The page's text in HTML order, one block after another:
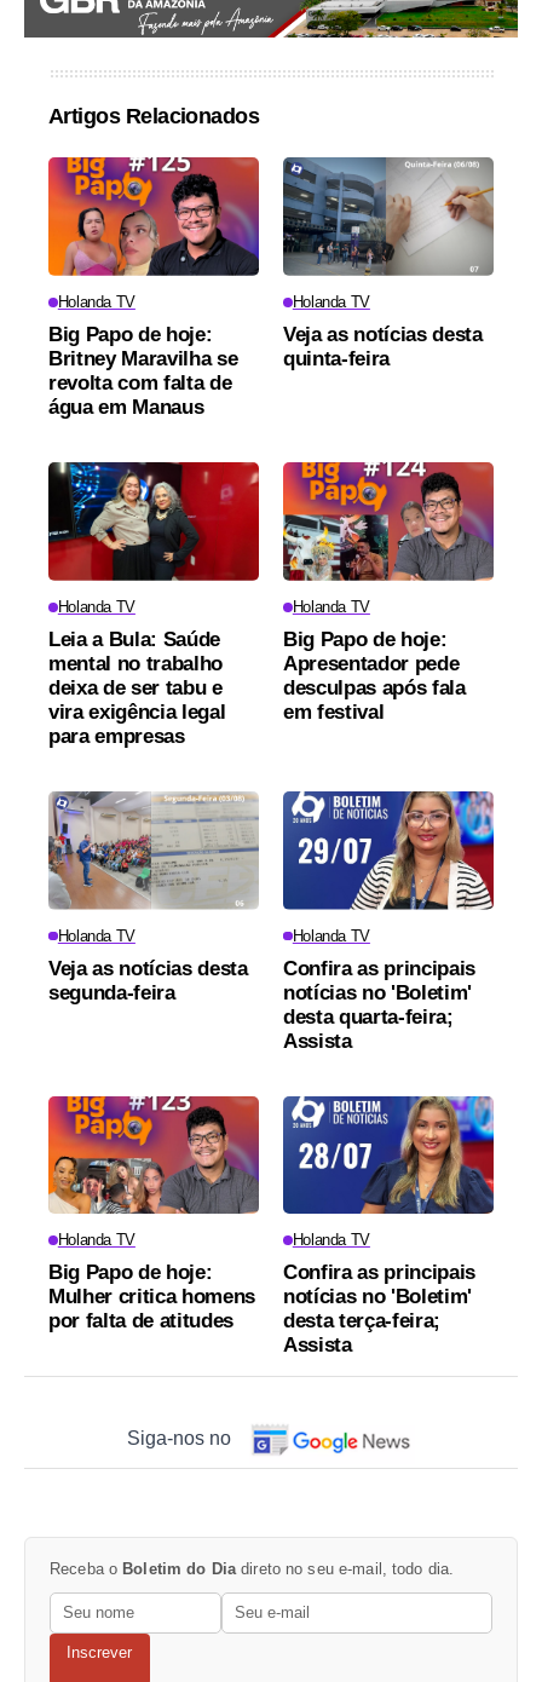
Artigos Relacionados
Holanda TV
Big Papo de hoje:
Britney Maravilha se
revolta com falta de
água em Manaus
Holanda TV
Veja as notícias desta
quinta-feira
Holanda TV
Leia a Bula: Saúde
mental no trabalho
deixa de ser tabu e
vira exigência legal
para empresas
Holanda TV
Big Papo de hoje:
Apresentador pede
desculpas após fala
em festival
Holanda TV
Veja as notícias desta
segunda-feira
Holanda TV
Confira as principais
notícias no 'Boletim'
desta quarta-feira;
Assista
Holanda TV
Big Papo de hoje:
Mulher critica homens
por falta de atitudes
Holanda TV
Confira as principais
notícias no 'Boletim'
desta terça-feira;
Assista
Siga-nos no
Receba o Boletim do Diadireto no seu e-mail, todo dia.
Inscrever